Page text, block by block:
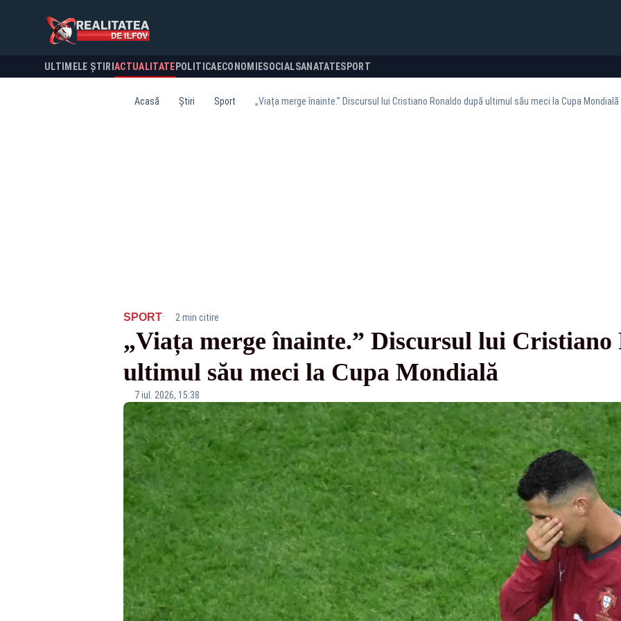
ULTIMELE ȘTIRI ACTUALITATE POLITICA ECONOMIESOCIALSANATATESPORT
Acasă Știri Sport „Viața merge înainte.” Discursul lui Cristiano Ronaldo după ultimul său meci la Cupa Mondială
SPORT· 2 min citire
„Viața merge înainte.” Discursul lui Cristiano
ultimul său meci la Cupa Mondială
7 iul. 2026, 15:38